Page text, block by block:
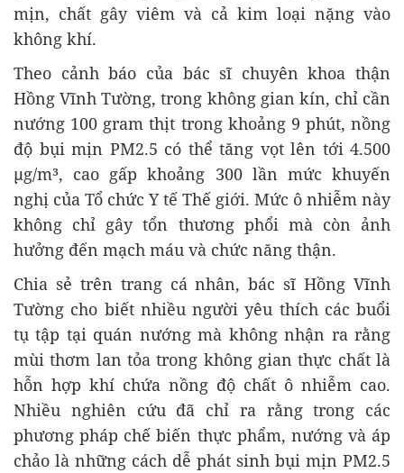
mịn, chất gây viêm và cả kim loại nặng vào
không khí.
Theo cảnh báo của bác sĩ chuyên khoa thận
Hồng Vĩnh Tường, trong không gian kín, chỉ cần
nướng 100 gram thịt trong khoảng 9 phút, nồng
độ bụi mịn PM2.5 có thể tăng vọt lên tới 4.500
μg/m³, cao gấp khoảng 300 lần mức khuyến
nghị của Tổ chức Y tế Thế giới. Mức ô nhiễm này
không chỉ gây tổn thương phổi mà còn ảnh
hưởng đến mạch máu và chức năng thận.
Chia sẻ trên trang cá nhân, bác sĩ Hồng Vĩnh
Tường cho biết nhiều người yêu thích các buổi
tụ tập tại quán nướng mà không nhận ra rằng
mùi thơm lan tỏa trong không gian thực chất là
hỗn hợp khí chứa nồng độ chất ô nhiễm cao.
Nhiều nghiên cứu đã chỉ ra rằng trong các
phương pháp chế biến thực phẩm, nướng và áp
chảo là những cách dễ phát sinh bụi mịn PM2.5